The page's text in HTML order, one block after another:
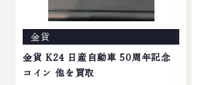
なくなってしまった腕時計、多くの
お品物の高価買取りを実現してお
り、他店ではお値段の付かなかった
お品物でも、一点一点丁寧に無料で
査定します。お気軽にご連絡くださ
金貨
金貨 K24 日産自動車 50周年記念
コイン 他を買取